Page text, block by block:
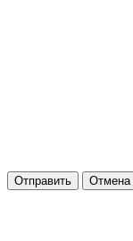
Отправить Отмена